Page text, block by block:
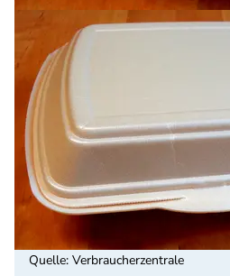
Quelle: Verbraucherzentrale